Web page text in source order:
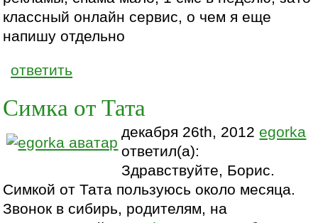
классный онлайн сервис, о чем я еще
напишу отдельно
ответить
Симка от Тата
декабря 26th, 2012 egorka
ответил(а):
Здравствуйте, Борис.
Симкой от Тата пользуюсь около месяца.
Звонок в сибирь, родителям, на